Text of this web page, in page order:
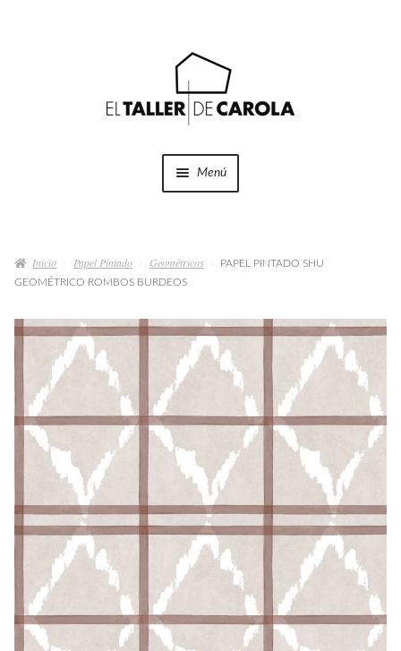
Menú
PROYECTOS
QUÉ HACEMOS
QUIÉNES SOMOS
CONTACTO
Inicio Papel Pintado Geométricos
PAPEL PINTADO SHU
GEOMÉTRICO ROMBOS BURDEOS